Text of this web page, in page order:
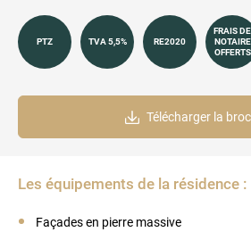
PTZ TVA 5,5% RE2020
FRAIS DE
NOTAIRE
OFFERTS
Télécharger la
Les équipements de la résidence :
Façades en pierre massive